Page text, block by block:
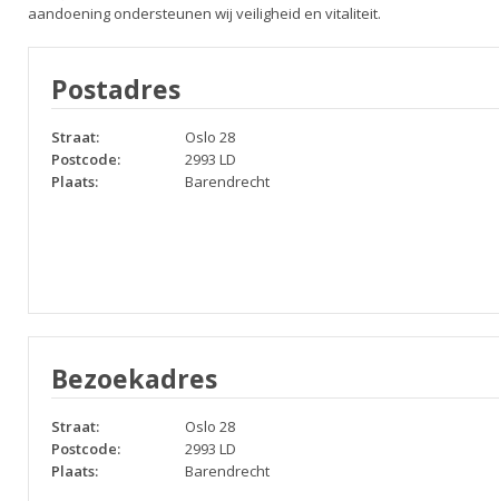
aandoening ondersteunen wij veiligheid en vitaliteit.
Postadres
Straat:
Oslo 28
Postcode:
2993 LD
Plaats:
Barendrecht
Bezoekadres
Straat:
Oslo 28
Postcode:
2993 LD
Plaats:
Barendrecht